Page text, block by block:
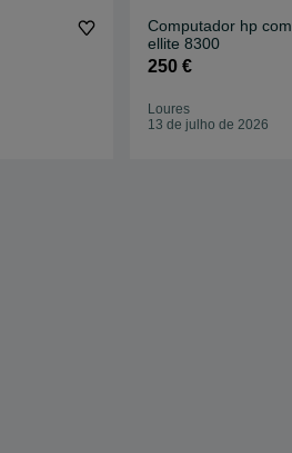
Computador hp
ellite 8300
250 €
Loures
13 de julho de 2026